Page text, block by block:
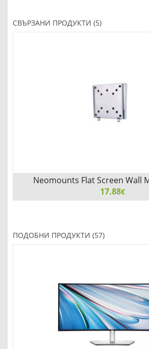
СВЪРЗАНИ ПРОДУКТИ (5)
Детайли
Neomounts Flat Screen Wall
17.88€
ПОДОБНИ ПРОДУКТИ (57)